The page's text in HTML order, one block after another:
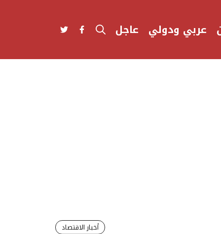
عربي ودولي عاجل
أخبار الاقتصاد